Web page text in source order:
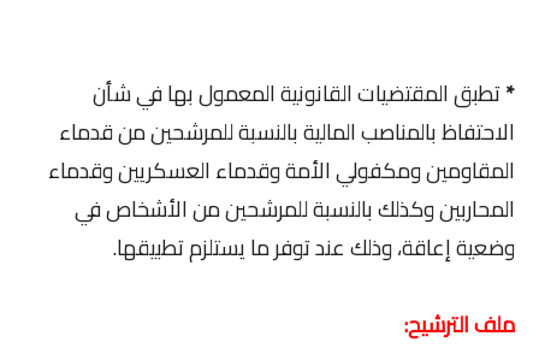
*تطبق المقتضيات القانونية المعمول بها في شأن
الاحتفاظ بالمناصب المالية بالنسبة للمرشحين من قدماء
المقاومين ومكفولي الأمة وقدماء العسكريين وقدماء
المحاربين وكذلك بالنسبة للمرشحين من الأشخاص في
وضعية إعاقة، وذلك عند توفر ما يستلزم تطبيقها.
ملف الترشيح: